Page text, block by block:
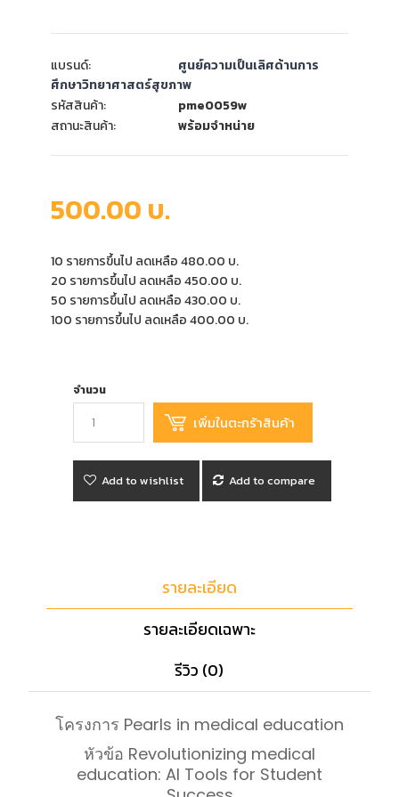
แบรนด์:
ศูนย์ความเป็นเลิศด้านการ
ศึกษาวิทยาศาสตร์สุขภาพ
รหัสสินค้า:
pme0059w
สถานะสินค้า:
พร้อมจำหน่าย
500.00 บ.
10 รายการขึ้นไป ลดเหลือ 480.00 บ.
20 รายการขึ้นไป ลดเหลือ 450.00 บ.
50 รายการขึ้นไป ลดเหลือ 430.00 บ.
100 รายการขึ้นไป ลดเหลือ 400.00 บ.
จำนวน
Add to wishlist Add to compare
รายละเอียด
รายละเอียดเฉพาะ
รีวิว (0)
โครงการ Pearls in medical education
หัวข้อ Revolutionizing medical
education: AI Tools for Student